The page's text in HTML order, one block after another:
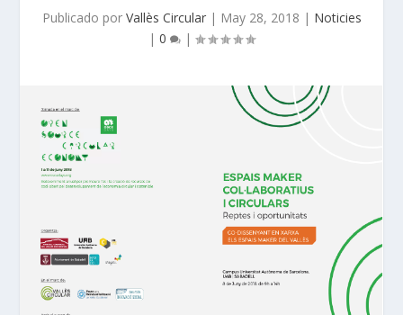
Publicado por Vallès Circular| May 28, 2018 | Noticies
| 0 |